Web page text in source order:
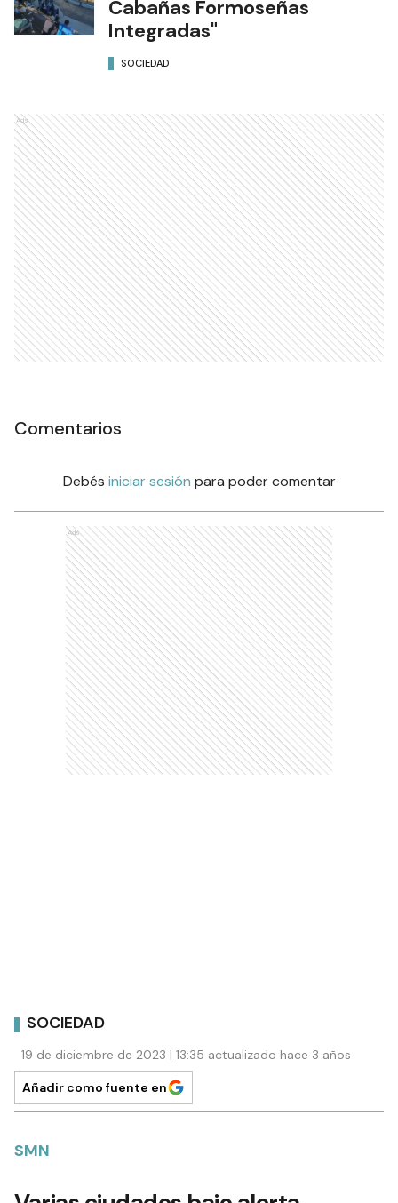
Cabañas Formoseñas
Integradas"
SOCIEDAD
Ads
Comentarios
Debés iniciar sesión para poder comentar
Ads
SOCIEDAD
19 de diciembre de 2023 | 13:35 actualizado hace 3 años
Añadir como fuente en
SMN